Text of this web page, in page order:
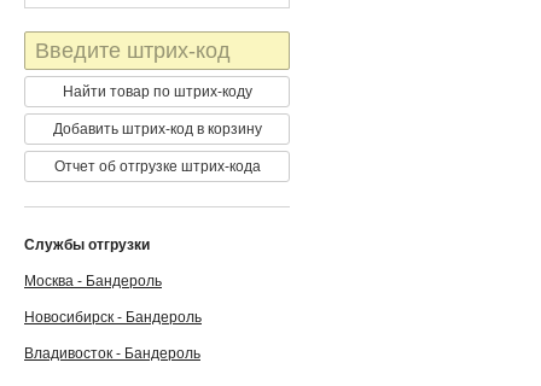
Штрих-
код
Найти товар по штрих-коду
Добавить штрих-код в корзину
Отчет об отгрузке штрих-кода
Службы отгрузки
Москва - Бандероль
Новосибирск - Бандероль
Владивосток - Бандероль